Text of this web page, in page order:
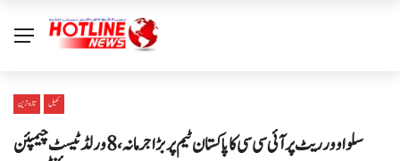
تازہ ترین کھیل
سلو اوور ریٹ پر آئی سی سی کا پاکستان ٹیم پر بڑا جرمانہ، 8 ورلڈ ٹیسٹ چیمپئن